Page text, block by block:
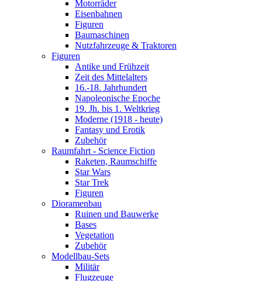
Motorräder
Eisenbahnen
Figuren
Baumaschinen
Nutzfahrzeuge & Traktoren
Figuren
Antike und Frühzeit
Zeit des Mittelalters
16.-18. Jahrhundert
Napoleonische Epoche
19. Jh. bis 1. Weltkrieg
Moderne (1918 - heute)
Fantasy und Erotik
Zubehör
Raumfahrt - Science Fiction
Raketen, Raumschiffe
Star Wars
Star Trek
Figuren
Dioramenbau
Ruinen und Bauwerke
Bases
Vegetation
Zubehör
Modellbau-Sets
Militär
Flugzeuge